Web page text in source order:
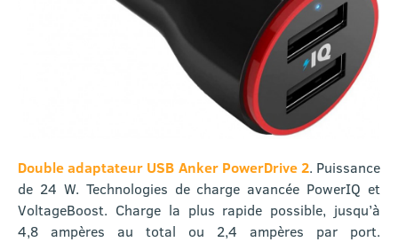
Double adaptateur USB Anker PowerDrive 2. Puissance
de 24 W. Technologies de charge avancée PowerIQ et
VoltageBoost. Charge la plus rapide possible, jusqu’à
4,8 ampères au total ou 2,4 ampères par port.